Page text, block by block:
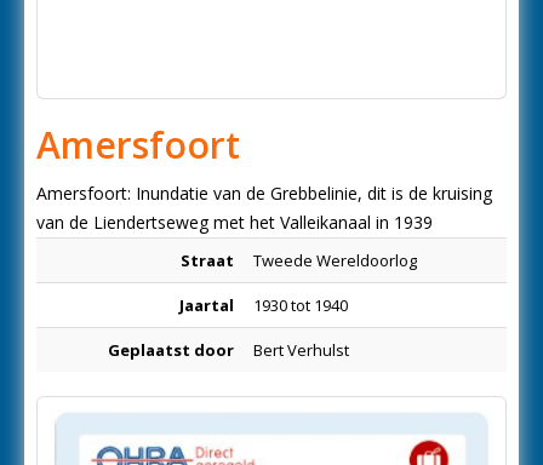
Amersfoort
Amersfoort: Inundatie van de Grebbelinie, dit is de kruising
van de Liendertseweg met het Valleikanaal in 1939
Straat Tweede Wereldoorlog
Jaartal 1930 tot 1940
Geplaatst door Bert Verhulst